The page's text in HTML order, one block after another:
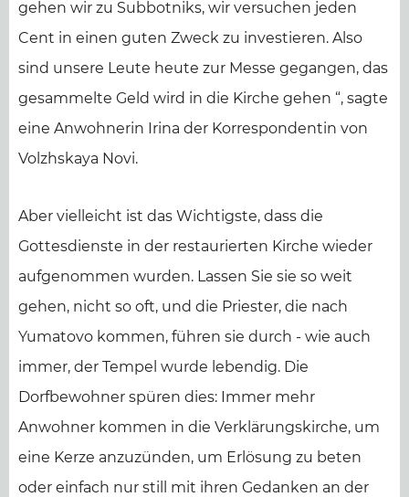
gehen wir zu Subbotniks, wir versuchen jeden
Cent in einen guten Zweck zu investieren. Also
sind unsere Leute heute zur Messe gegangen, das
gesammelte Geld wird in die Kirche gehen “, sagte
eine Anwohnerin Irina der Korrespondentin von
Volzhskaya Novi.
Aber vielleicht ist das Wichtigste, dass die
Gottesdienste in der restaurierten Kirche wieder
aufgenommen wurden. Lassen Sie sie so weit
gehen, nicht so oft, und die Priester, die nach
Yumatovo kommen, führen sie durch - wie auch
immer, der Tempel wurde lebendig. Die
Dorfbewohner spüren dies: Immer mehr
Anwohner kommen in die Verklärungskirche, um
eine Kerze anzuzünden, um Erlösung zu beten
oder einfach nur still mit ihren Gedanken an der